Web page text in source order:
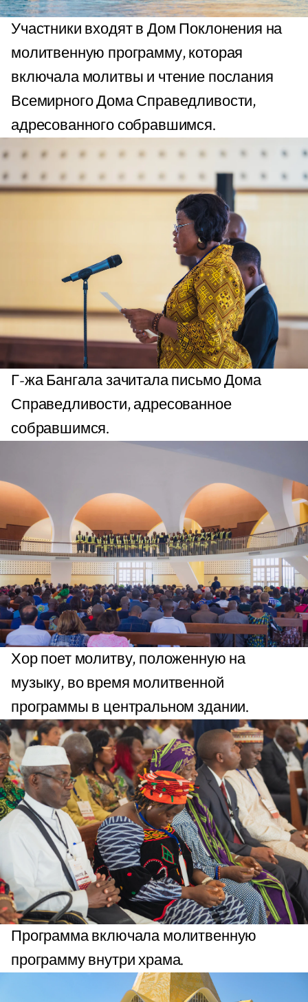
Участники входят в Дом Поклонения на
молитвенную программу, которая
включала молитвы и чтение послания
Всемирного Дома Справедливости,
адресованного собравшимся.
Г-жа Бангала зачитала письмо Дома
Справедливости, адресованное
собравшимся.
Хор поет молитву, положенную на
музыку, во время молитвенной
программы в центральном здании.
Программа включала молитвенную
программу внутри храма.